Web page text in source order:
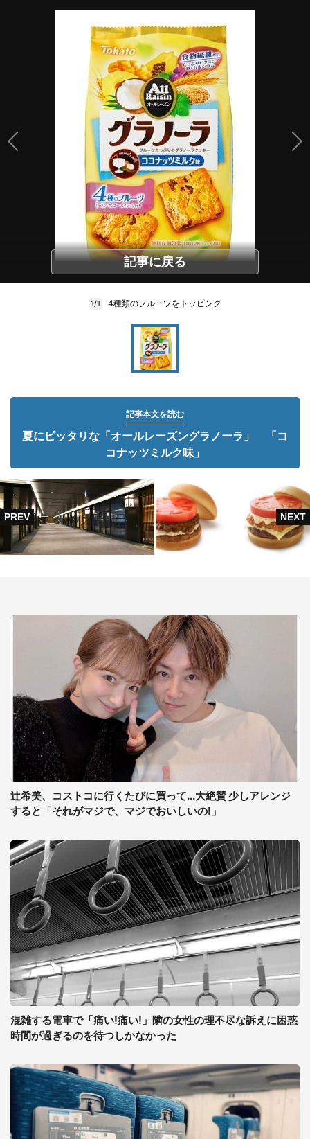
記事に戻る
1/1 4種類のフルーツをトッピング
記事本文を読む
夏にピッタリな「オールレーズングラノーラ」 「コ
コナッツミルク味」
辻希美、コストコに行くたびに買って...大絶賛 少しアレンジ
すると「それがマジで、マジでおいしいの!」
混雑する電車で「痛い!痛い!」隣の女性の理不尽な訴えに困惑
時間が過ぎるのを待つしかなかった